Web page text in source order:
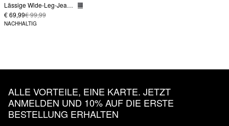
Lässige Wide-Leg-Jeans im Loose Fit
€ 69,99€ 99,99
NACHHALTIG
ALLE VORTEILE, EINE KARTE. JETZT
ANMELDEN UND 10% AUF DIE ERSTE
BESTELLUNG ERHALTEN